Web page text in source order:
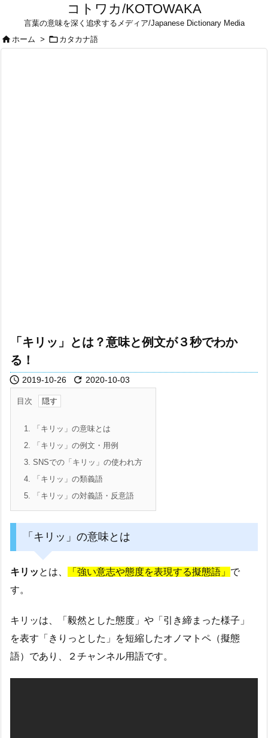
コトワカ/KOTOWAKA
言葉の意味を深く追求するメディア/Japanese Dictionary Media
ホーム >  カタカナ語
「キリッ」とは？意味と例文が３秒でわか
る！
 2019-10-26  2020-10-03
目次
1. 「キリッ」の意味とは
2. 「キリッ」の例文・用例
3. SNSでの「キリッ」の使われ方
4. 「キリッ」の類義語
5. 「キリッ」の対義語・反意語
「キリッ」の意味とは
キリッ とは、 「強い意志や態度を表現する擬態語」 で
す。
キリッは、「毅然とした態度」や「引き締まった様子」
を表す「きりっとした」を短縮したオノマトペ（擬態
語）であり、２チャンネル用語です。